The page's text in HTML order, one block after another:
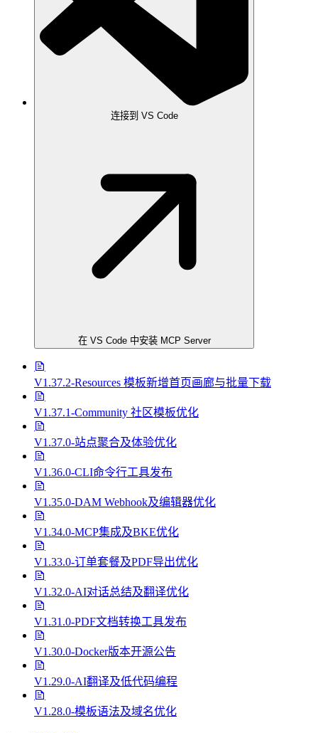
连接到 VS Code
在 VS Code 中安装 MCP Server
V1.37.2-Resources 模板新增首页画廊与批量下载
V1.37.1-Community 社区模板优化
V1.37.0-站点聚合及体验优化
V1.36.0-CLI命令行工具发布
V1.35.0-DAM Webhook及编辑器优化
V1.34.0-MCP集成及BKE优化
V1.33.0-订单套餐及PDF导出优化
V1.32.0-AI对话总结及翻译优化
V1.31.0-PDF文档转换工具发布
V1.30.0-Docker版本开源公告
V1.29.0-AI翻译及低代码编程
V1.28.0-模板语法及域名优化